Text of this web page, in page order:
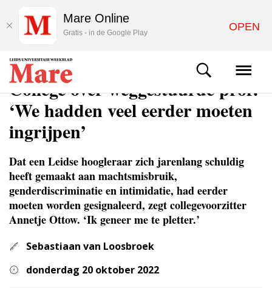
ACHTERGROND
College over weggestuurde prof:
‘We hadden veel eerder moeten
ingrijpen’
Dat een Leidse hoogleraar zich jarenlang schuldig
heeft gemaakt aan machtsmisbruik,
genderdiscriminatie en intimidatie, had eerder
moeten worden gesignaleerd, zegt collegevoorzitter
Annetje Ottow. ‘Ik geneer me te pletter.’
Sebastiaan van Loosbroek
donderdag 20 oktober 2022
Mare Online
Gratis - in de Google Play OPEN